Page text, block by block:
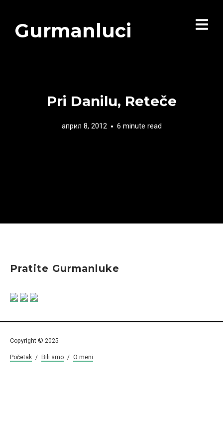
Gurmanluci
Pri Danilu, Reteče
април 8, 2012 6 minute read
Pratite Gurmanluke
Copyright © 2025
Početak / Bili smo / O meni